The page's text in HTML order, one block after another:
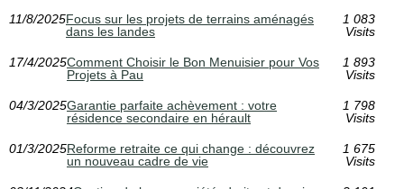
11/8/2025Focus sur les projets de terrains aménagés
dans les landes
1 083
Visits
17/4/2025Comment Choisir le Bon Menuisier pour Vos
Projets à Pau
1 893
Visits
04/3/2025Garantie parfaite achèvement : votre
résidence secondaire en hérault
1 798
Visits
01/3/2025Reforme retraite ce qui change : découvrez
un nouveau cadre de vie
1 675
Visits